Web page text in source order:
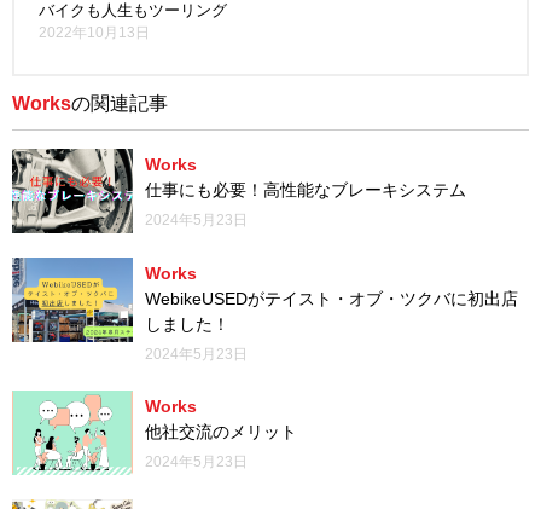
バイクも人生もツーリング
2022年10月13日
Worksの関連記事
Works
仕事にも必要！高性能なブレーキシステム
2024年5月23日
Works
WebikeUSEDがテイスト・オブ・ツクバに初出店
しました！
2024年5月23日
Works
他社交流のメリット
2024年5月23日